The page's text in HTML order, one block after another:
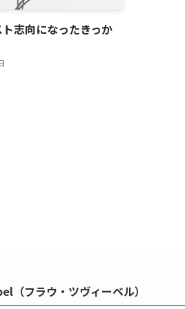
志向になったきっか
（フラウ・ツヴィーベル）